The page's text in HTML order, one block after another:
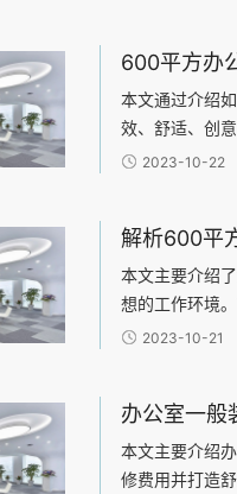
本文通过介绍
效、舒适、创
理布局、舒适
2023-10-22
本文主要介绍
想的工作环境
手，分析了合
2023-10-21
本文主要介绍
修费用并打造